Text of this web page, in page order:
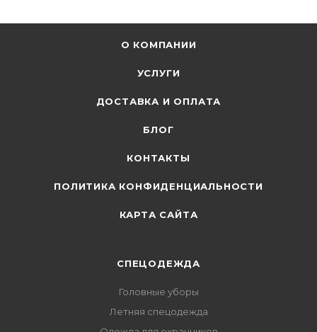
О КОМПАНИИ
УСЛУГИ
ДОСТАВКА И ОПЛАТА
БЛОГ
КОНТАКТЫ
ПОЛИТИКА КОНФИДЕНЦИАЛЬНОСТИ
КАРТА САЙТА
СПЕЦОДЕЖДА
Головные уборы
Летняя спецодежда